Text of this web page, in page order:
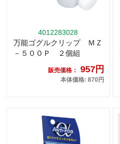
4012283028
万能ゴグルクリップ ＭＺ
－５００Ｐ ２個組
販売価格： 957円
本体価格: 870円